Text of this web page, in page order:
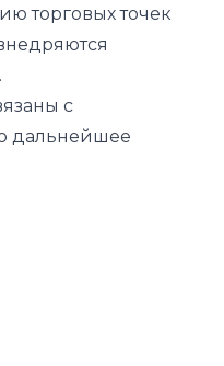
торговых точек
с
дальнейшее